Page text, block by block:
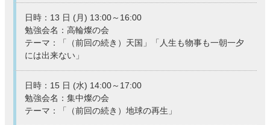
日時：13 日 (月) 13:00～16:00
勉強会名：高輪燦の会
テーマ：「（前回の続き）天国」「人生も物事も一朝一夕
には出来ない」
日時：15 日 (水) 14:00～17:00
勉強会名：集中燦の会
テーマ：「（前回の続き）地球の再生」